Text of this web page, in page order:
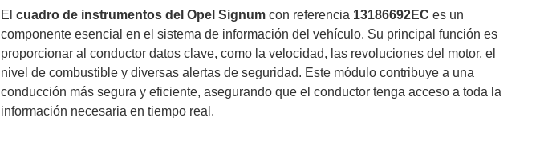
El cuadro de instrumentos del Opel Signum con referencia 13186692EC es un
componente esencial en el sistema de información del vehículo. Su principal función es
proporcionar al conductor datos clave, como la velocidad, las revoluciones del motor, el
nivel de combustible y diversas alertas de seguridad. Este módulo contribuye a una
conducción más segura y eficiente, asegurando que el conductor tenga acceso a toda la
información necesaria en tiempo real.